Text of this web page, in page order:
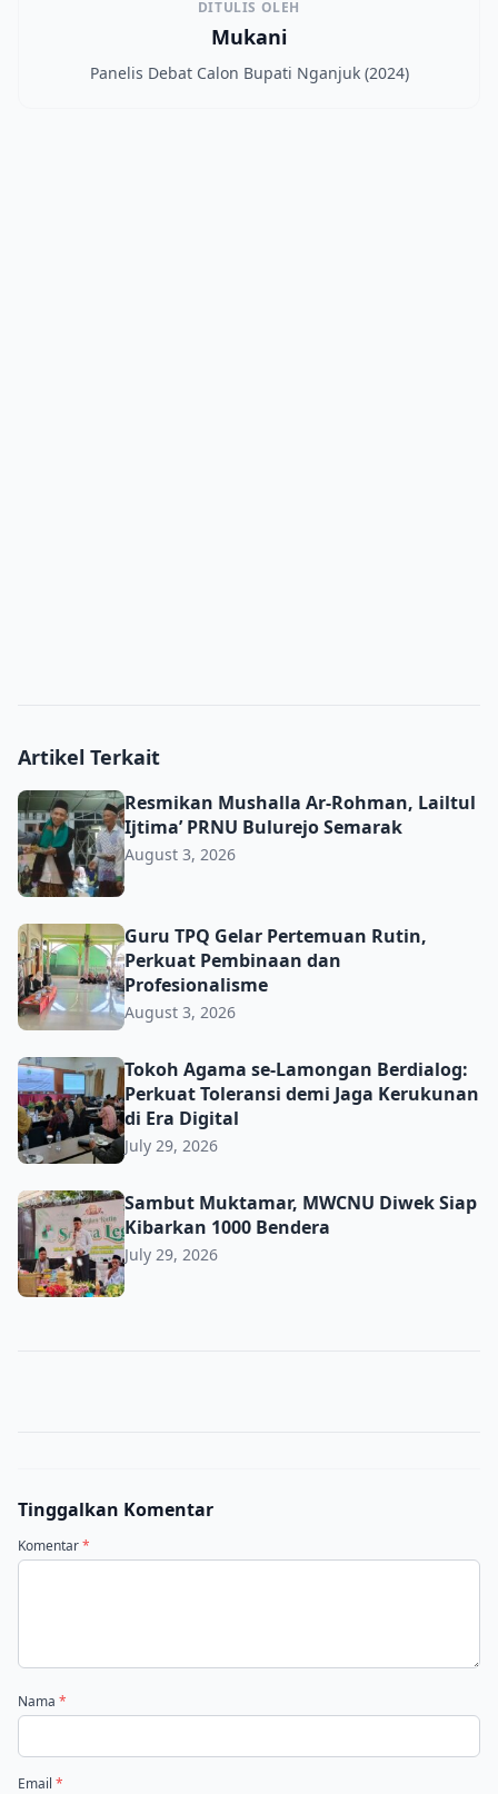
DITULIS OLEH
Mukani
Panelis Debat Calon Bupati Nganjuk (2024)
Artikel Terkait
Resmikan Mushalla Ar-Rohman, Lailtul Ijtima’ PRNU
Resmikan Mushalla Ar-Rohman, Lailtul
Ijtima’ PRNU Bulurejo Semarak
August 3, 2026
Guru TPQ Gelar Pertemuan Rutin, Perkuat Pembinaan
Guru TPQ Gelar Pertemuan Rutin,
Perkuat Pembinaan dan
Profesionalisme
August 3, 2026
Tokoh Agama se-Lamongan Berdialog: Perkuat
Tokoh Agama se-Lamongan Berdialog:
Perkuat Toleransi demi Jaga Kerukunan
di Era Digital
July 29, 2026
Sambut Muktamar, MWCNU Diwek Siap Kibarkan 1000
Sambut Muktamar, MWCNU Diwek Siap
Kibarkan 1000 Bendera
July 29, 2026
Tinggalkan Komentar
Komentar*
Nama *
Email *